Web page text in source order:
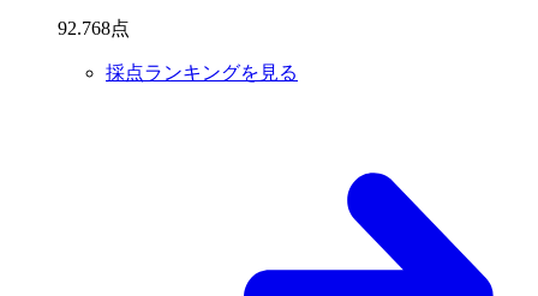
92.768点
採点ランキングを見る